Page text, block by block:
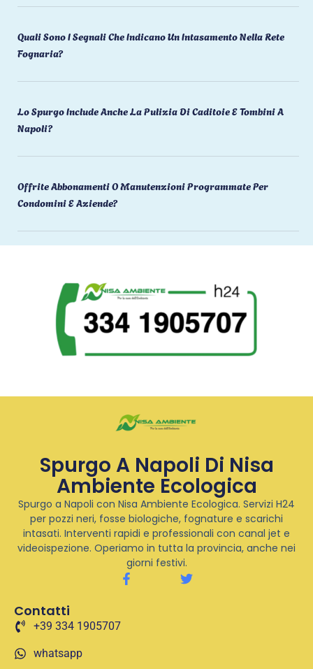
Quali Sono I Segnali Che Indicano Un Intasamento Nella Rete
Fognaria?
Lo Spurgo Include Anche La Pulizia Di Caditoie E Tombini A
Napoli?
Offrite Abbonamenti O Manutenzioni Programmate Per
Condomini E Aziende?
Spurgo A Napoli Di Nisa
Ambiente Ecologica
Spurgo a Napoli con Nisa Ambiente Ecologica. Servizi H24
per pozzi neri, fosse biologiche, fognature e scarichi
intasati. Interventi rapidi e professionali con canal jet e
videoispezione. Operiamo in tutta la provincia, anche nei
giorni festivi.
Contatti
+39 334 1905707
whatsapp